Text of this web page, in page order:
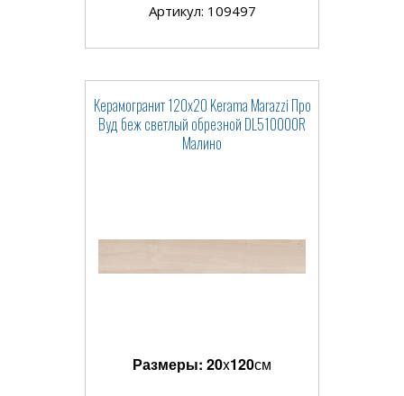
Артикул: 109497
Керамогранит 120x20 Kerama Marazzi Про
Вуд беж светлый обрезной DL510000R
Малино
Размеры: 20x120см